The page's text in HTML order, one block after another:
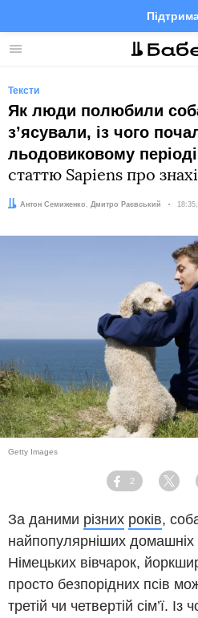
Меню Facebook
Тексти
Як люди полюбили
зʼясували, із чого
льодовиковому
статтю Sapiens про
Автор:
Антон Семиженко
Редактор: Дмитро Раєвський Дата:
Getty Images
Facebook
2
За даними різних років,
найпопулярніших домашніх
Німецьких вівчарок,
просто безпорідних псів
третій чи четвертій сім’ї.